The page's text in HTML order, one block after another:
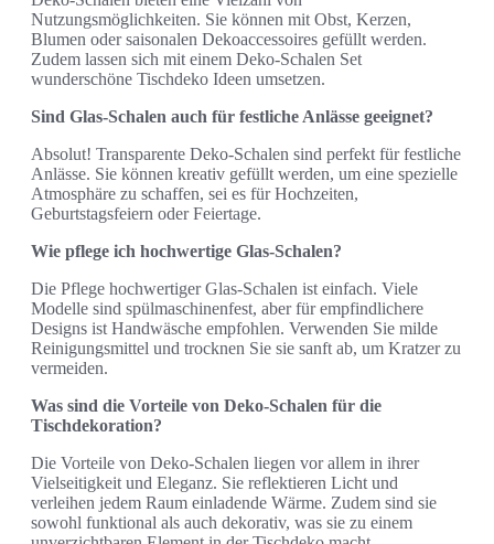
Nutzungsmöglichkeiten. Sie können mit Obst, Kerzen,
Blumen oder saisonalen Dekoaccessoires gefüllt werden.
Zudem lassen sich mit einem Deko-Schalen Set
wunderschöne Tischdeko Ideen umsetzen.
Sind Glas-Schalen auch für festliche Anlässe geeignet?
Absolut! Transparente Deko-Schalen sind perfekt für festliche
Anlässe. Sie können kreativ gefüllt werden, um eine spezielle
Atmosphäre zu schaffen, sei es für Hochzeiten,
Geburtstagsfeiern oder Feiertage.
Wie pflege ich hochwertige Glas-Schalen?
Die Pflege hochwertiger Glas-Schalen ist einfach. Viele
Modelle sind spülmaschinenfest, aber für empfindlichere
Designs ist Handwäsche empfohlen. Verwenden Sie milde
Reinigungsmittel und trocknen Sie sie sanft ab, um Kratzer zu
vermeiden.
Was sind die Vorteile von Deko-Schalen für die
Tischdekoration?
Die Vorteile von Deko-Schalen liegen vor allem in ihrer
Vielseitigkeit und Eleganz. Sie reflektieren Licht und
verleihen jedem Raum einladende Wärme. Zudem sind sie
sowohl funktional als auch dekorativ, was sie zu einem